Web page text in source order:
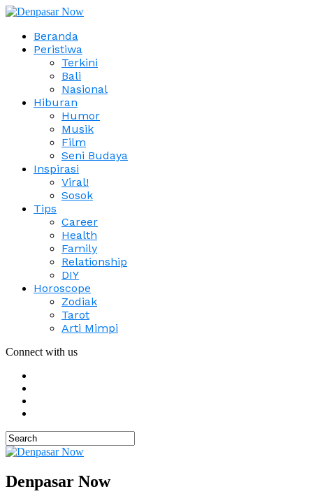
Beranda
Peristiwa
Terkini
Bali
Nasional
Hiburan
Humor
Musik
Film
Seni Budaya
Inspirasi
Viral!
Sosok
Tips
Career
Health
Family
Relationship
DIY
Horoscope
Zodiak
Tarot
Arti Mimpi
Connect with us
Denpasar Now